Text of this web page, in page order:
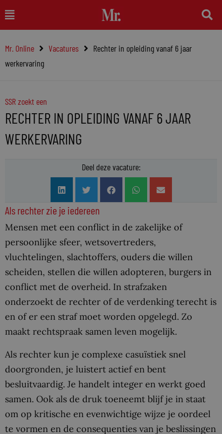
naar
inhoud
Main
Menu
Mr. Online Vacatures
Rechter in opleiding vanaf 6 jaar
werkervaring
SSR zoekt een
RECHTER IN OPLEIDING VANAF 6 JAAR
WERKERVARING
Deel deze vacature:
Als rechter zie je iedereen
Mensen met een conflict in de zakelijke of
persoonlijke sfeer, wetsovertreders,
vluchtelingen, slachtoffers, ouders die willen
scheiden, stellen die willen adopteren, burgers in
conflict met de overheid. In strafzaken
onderzoekt de rechter of de verdenking terecht is
en of er een straf moet worden opgelegd. Zo
maakt rechtspraak samen leven mogelijk.
Als rechter kun je complexe casuïstiek snel
doorgronden, je luistert actief en bent
besluitvaardig. Je handelt integer en werkt goed
samen. Ook als de druk toeneemt blijf je in staat
om op kritische en evenwichtige wijze je oordeel
te vormen en de consequenties van je beslissingen